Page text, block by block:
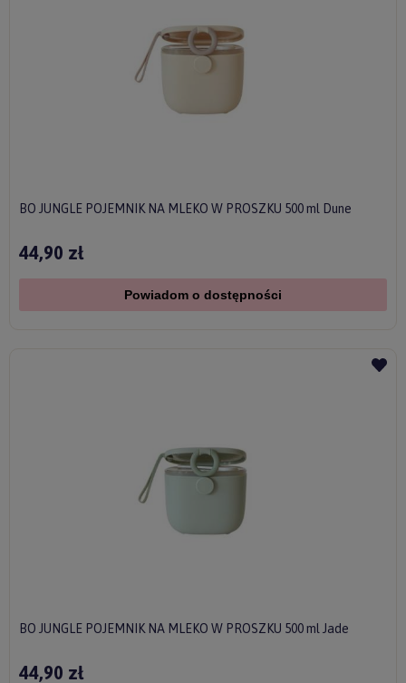
BO JUNGLE POJEMNIK NA MLEKO W PROSZKU 500 ml Dune
44,90 zł
Powiadom o dostępności
BO JUNGLE POJEMNIK NA MLEKO W PROSZKU 500 ml Jade
44,90 zł